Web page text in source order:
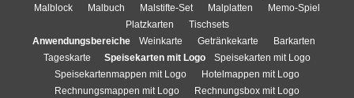
Malblock
Malbuch Malstifte-Set Malplatten
Memo-Spiel
Platzkarten
Tischsets
Anwendungsbereiche
Weinkarte Getränkekarte
Barkarten
Tageskarte
Speisekarten mit Logo
Speisekarten mit Logo
Speisekartenmappen mit Logo
Hotelmappen mit Logo
Rechnungsmappen mit Logo
Rechnungsbox mit Logo